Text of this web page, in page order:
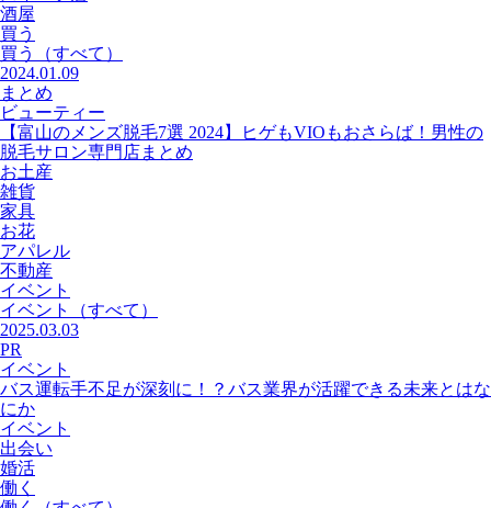
酒屋
買う
買う
（すべて）
2024.01.09
まとめ
ビューティー
【富山のメンズ脱毛7選 2024】ヒゲもVIOもおさらば！男性の
脱毛サロン専門店まとめ
お土産
雑貨
家具
お花
アパレル
不動産
イベント
イベント
（すべて）
2025.03.03
PR
イベント
バス運転手不足が深刻に！？バス業界が活躍できる未来とはな
にか
イベント
出会い
婚活
働く